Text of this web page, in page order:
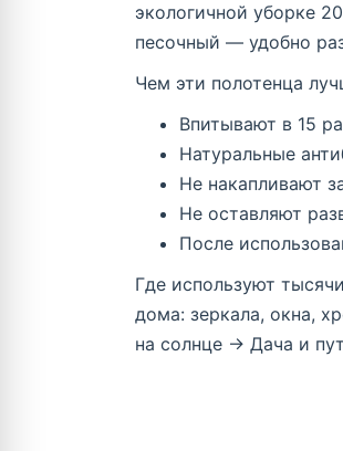
экологичной уборке
песочный — удобно
Чем эти полотенца
Впитывают в 15
Натуральные
Не накапливают
Не оставляют
После
Где используют
дома: зеркала, окна,
на солнце → Дача и